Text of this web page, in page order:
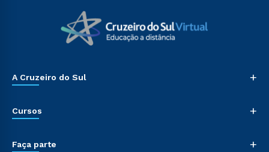
A Cruzeiro do Sul +
Cursos +
Faça parte +